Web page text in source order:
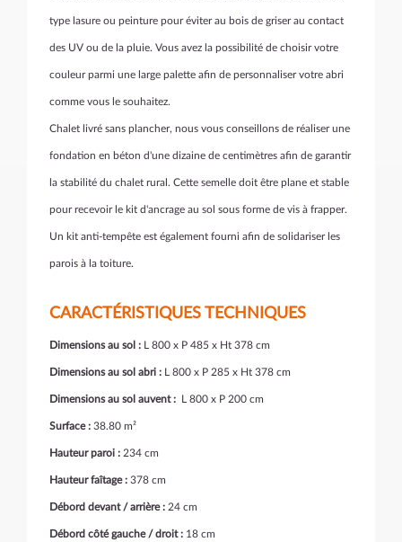
type lasure ou peinture pour éviter au bois de griser au contact
des UV ou de la pluie. Vous avez la possibilité de choisir votre
couleur parmi une large palette afin de personnaliser votre abri
comme vous le souhaitez.
Chalet livré sans plancher, nous vous conseillons de réaliser une
fondation en béton d'une dizaine de centimètres afin de garantir
la stabilité du chalet rural. Cette semelle doit être plane et stable
pour recevoir le kit d'ancrage au sol sous forme de vis à frapper.
Un kit anti-tempête est également fourni afin de solidariser les
parois à la toiture.
CARACTÉRISTIQUES TECHNIQUES
Dimensions au sol : L 800 x P 485 x Ht 378 cm
Dimensions au sol abri : L 800 x P 285 x Ht 378 cm
Dimensions au sol auvent : L 800 x P 200 cm
Surface : 38.80 m²
Hauteur paroi : 234 cm
Hauteur faîtage : 378 cm
Débord devant / arrière : 24 cm
Débord côté gauche / droit : 18 cm